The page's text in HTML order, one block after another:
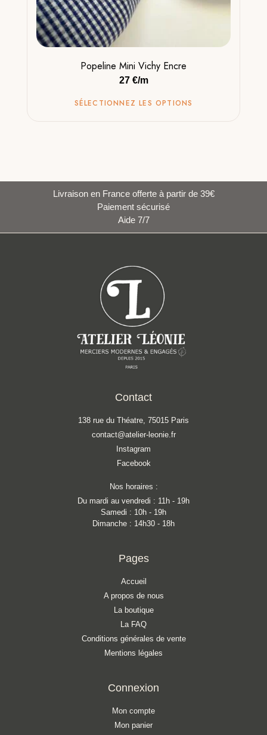
Popeline Mini Vichy Encre
27 €/m
SÉLECTIONNEZ LES OPTIONS
Livraison en France offerte à partir de 39€
Paiement sécurisé
Aide 7/7
Contact
138 rue du Théatre, 75015 Paris
contact@atelier-leonie.fr
Instagram
Facebook
Nos horaires :
Du mardi au vendredi : 11h - 19h
Samedi : 10h - 19h
Dimanche : 14h30 - 18h
Pages
Accueil
A propos de nous
La boutique
La FAQ
Conditions générales de vente
Mentions légales
Connexion
Mon compte
Mon panier